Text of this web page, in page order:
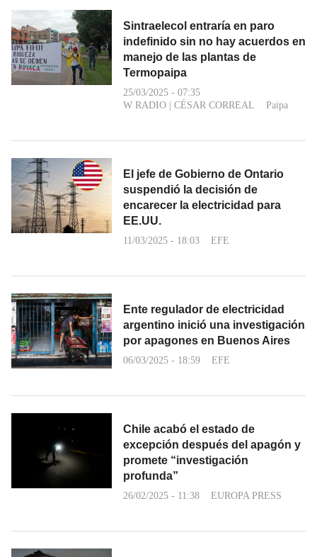
Sintraelecol entraría en paro
indefinido sin no hay acuerdos en
manejo de las plantas de
Termopaipa
25/03/2025 - 07:35
W RADIO | CÉSAR CORREAL Paipa
El jefe de Gobierno de Ontario
suspendió la decisión de
encarecer la electricidad para
EE.UU.
11/03/2025 - 18:03 EFE
Ente regulador de electricidad
argentino inició una investigación
por apagones en Buenos Aires
06/03/2025 - 18:59 EFE
Chile acabó el estado de
excepción después del apagón y
promete “investigación
profunda”
26/02/2025 - 11:38 EUROPA PRESS